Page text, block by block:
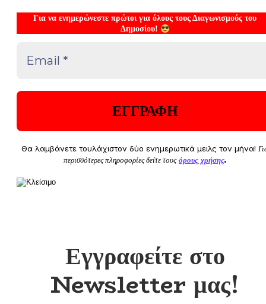
Για να ενημερώνεστε πρώτοι για όλους τους Διαγωνισμούς του
Δημοσίου!
Θα λαμβάνετε τουλάχιστον δύο ενημερωτικά μειλς τον μήνα!
περισσότερες πληροφορίες δείτε τους όρους χρήσης.
Εγγραφείτε στο
Newsletter μας!